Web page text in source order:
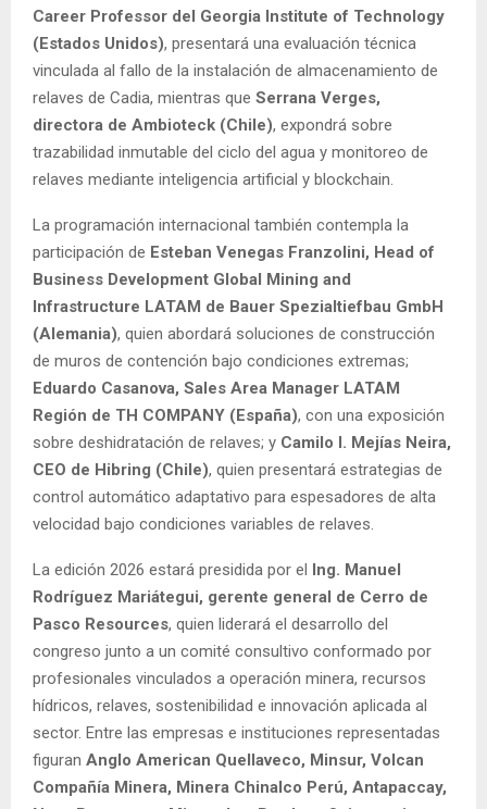
Career Professor del Georgia Institute of Technology
(Estados Unidos), presentará una evaluación técnica
vinculada al fallo de la instalación de almacenamiento de
relaves de Cadia, mientras que Serrana Verges,
directora de Ambioteck (Chile), expondrá sobre
trazabilidad inmutable del ciclo del agua y monitoreo de
relaves mediante inteligencia artificial y blockchain.
La programación internacional también contempla la
participación de Esteban Venegas Franzolini, Head of
Business Development Global Mining and
Infrastructure LATAM de Bauer Spezialtiefbau GmbH
(Alemania), quien abordará soluciones de construcción
de muros de contención bajo condiciones extremas;
Eduardo Casanova, Sales Area Manager LATAM
Región de TH COMPANY (España), con una exposición
sobre deshidratación de relaves; y Camilo I. Mejías Neira,
CEO de Hibring (Chile), quien presentará estrategias de
control automático adaptativo para espesadores de alta
velocidad bajo condiciones variables de relaves.
La edición 2026 estará presidida por el Ing. Manuel
Rodríguez Mariátegui, gerente general de Cerro de
Pasco Resources, quien liderará el desarrollo del
congreso junto a un comité consultivo conformado por
profesionales vinculados a operación minera, recursos
hídricos, relaves, sostenibilidad e innovación aplicada al
sector. Entre las empresas e instituciones representadas
figuran Anglo American Quellaveco, Minsur, Volcan
Compañía Minera, Minera Chinalco Perú, Antapaccay,